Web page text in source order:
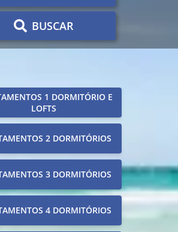
BUSCAR
1 DORMITÓRIO E
LOFTS
2 DORMITÓRIOS
3 DORMITÓRIOS
4 DORMITÓRIOS